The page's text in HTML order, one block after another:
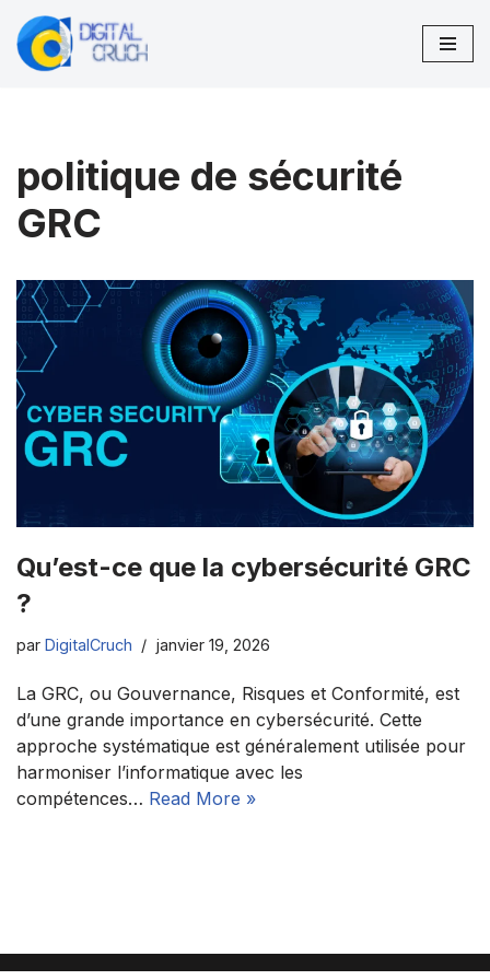
Aller
politique de sécurité
GRC
Qu’est-ce que la cybersécurité GRC
?
par DigitalCruch janvier 19, 2026
La GRC, ou Gouvernance, Risques et Conformité, est
d’une grande importance en cybersécurité. Cette
approche systématique est généralement utilisée pour
harmoniser l’informatique avec les
compétences… Read More »